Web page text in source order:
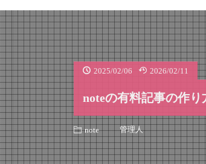
2025/02/06 2026/02/11
noteの有料記事の作
note 管理人